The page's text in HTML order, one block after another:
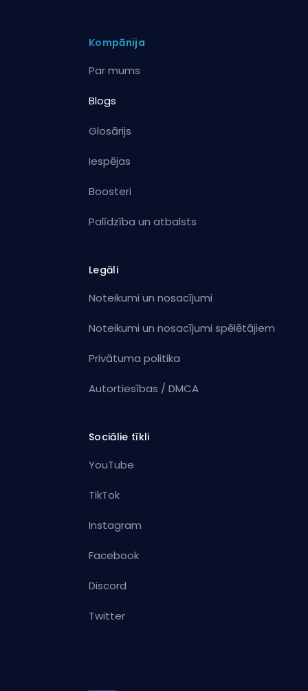
Kompānija
Par mums
Blogs
Glosārijs
Iespējas
Boosteri
Palīdzība un atbalsts
Legāli
Noteikumi un nosacījumi
Noteikumi un nosacījumi spēlētājiem
Privātuma politika
Autortiesības / DMCA
Sociālie tīkli
YouTube
TikTok
Instagram
Facebook
Discord
Twitter